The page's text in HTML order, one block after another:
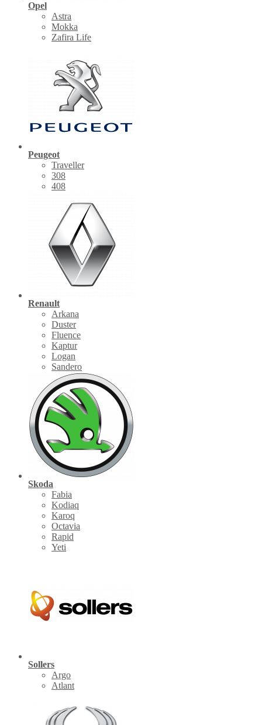
Opel
Astra
Mokka
Zafira Life
Peugeot
Traveller
308
408
Renault
Arkana
Duster
Fluence
Kaptur
Logan
Sandero
Skoda
Fabia
Kodiaq
Karoq
Octavia
Rapid
Yeti
Sollers
Argo
Atlant